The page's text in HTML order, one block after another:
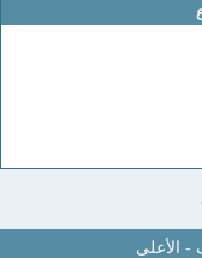
-الأعلى